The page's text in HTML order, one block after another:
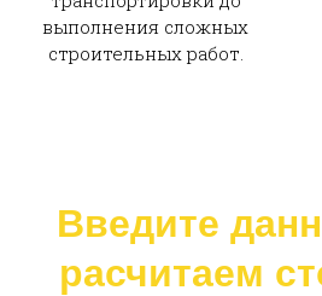
выполнения сложных
строительных работ.
Введите
расчитаем